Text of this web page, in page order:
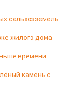
сельхозземель
жилого дома
времени
камень с